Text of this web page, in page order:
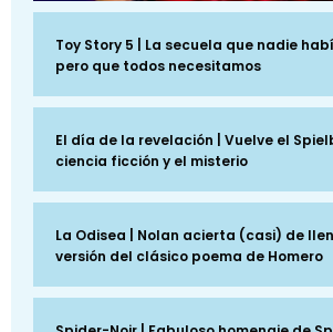
Toy Story 5 | La secuela que nadie
pero que todos necesitamos
El día de la revelación | Vuelve el
ciencia ficción y el misterio
La Odisea | Nolan acierta (casi) de
versión del clásico poema de Homero